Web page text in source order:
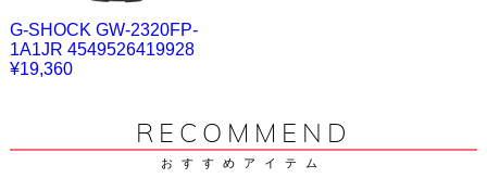
G-SHOCK GW-2320FP-
1A1JR 4549526419928
¥19,360
RECOMMEND
おすすめアイテム